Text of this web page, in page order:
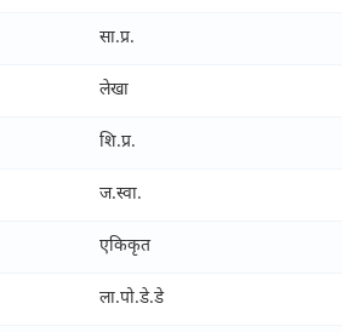
सा.प्र.
लेखा
शि.प्र.
ज.स्वा.
एकिकृत
ला.पो.डे.डे